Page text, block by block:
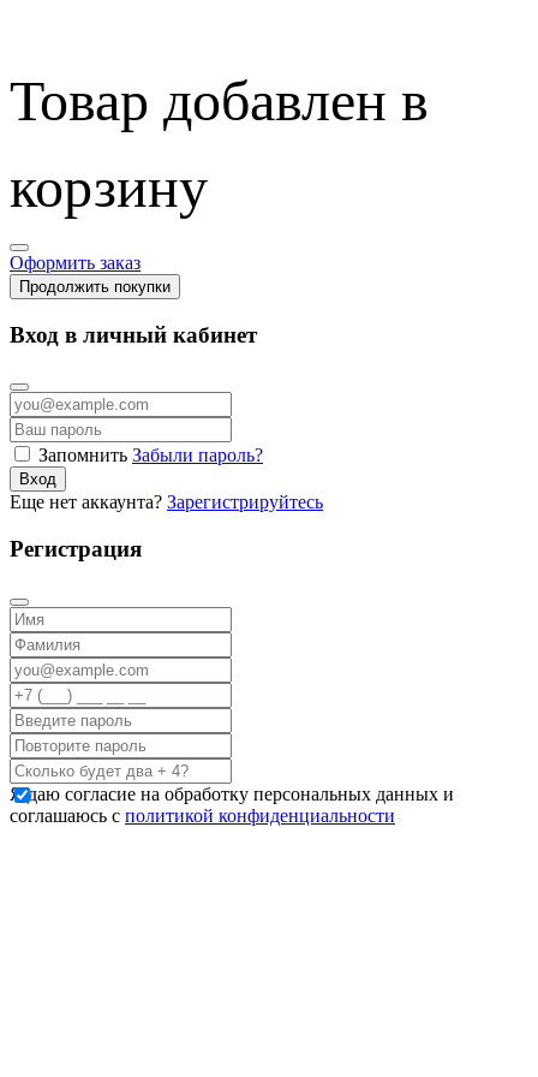
Товар добавлен в
корзину
Оформить заказ
Продолжить покупки
Вход в личный кабинет
Запомнить Забыли пароль?
Вход
Еще нет аккаунта? Зарегистрируйтесь
Регистрация
Я даю согласие на обработку персональных данных и
соглашаюсь с политикой конфиденциальности